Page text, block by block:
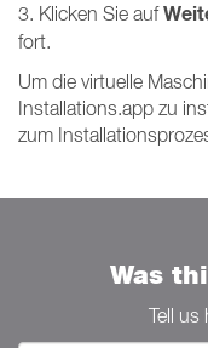
3. Klicken Sie auf
fort.
Um die virtuelle
Installations.app zu
zum
Was
Tell us